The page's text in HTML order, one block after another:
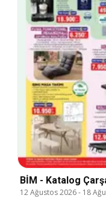
BİM - Katalog
12 Ağustos 2026- 18